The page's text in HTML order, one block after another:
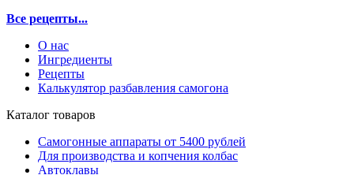
Все рецепты...
О нас
Ингредиенты
Рецепты
Калькулятор разбавления самогона
Каталог товаров
Самогонные аппараты от 5400 рублей
Для производства и копчения колбас
Автоклавы